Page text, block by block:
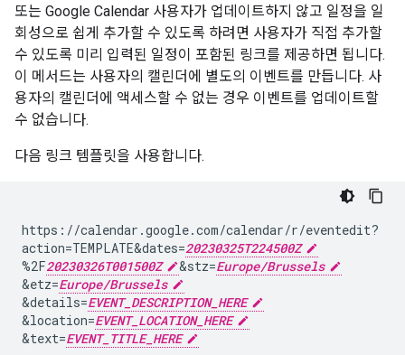
또는 Google Calendar 사용자가 업데이트하지 않고 일정을 일
회성으로 쉽게 추가할 수 있도록 하려면 사용자가 직접 추가할
수 있도록 미리 입력된 일정이 포함된 링크를 제공하면 됩니다.
이 메서드는 사용자의 캘린더에 별도의 이벤트를 만듭니다. 사
용자의 캘린더에 액세스할 수 없는 경우 이벤트를 업데이트할
수 없습니다.
다음 링크 템플릿을 사용합니다.
https://calendar.google.com/calendar/r/eventedit?
action=TEMPLATE&dates=20230325T224500Z
%2F20230326T001500Z &stz=Europe/Brussels
&etz=Europe/Brussels
&details=EVENT_DESCRIPTION_HERE
&location=EVENT_LOCATION_HERE
&text=EVENT_TITLE_HERE